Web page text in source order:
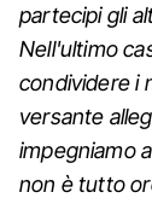
partecipi gli
Nell'ultimo
condividere i
versante
impegniamo
non è tutto